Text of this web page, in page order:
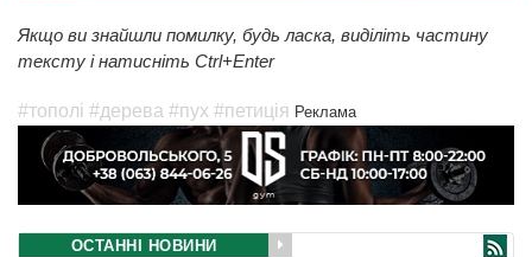
Якщо ви знайшли помилку, будь ласка, виділіть частину
тексту і натисніть Ctrl+Enter
#тополі #дерева #пух #петиція Реклама
ОСТАННІ НОВИНИ